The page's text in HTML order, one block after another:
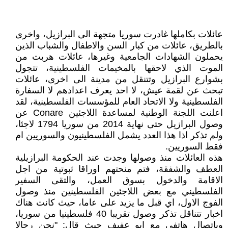
عائلات بكاملها غادرت سوريا متجهة الى البرازيل، واخرى
بالطريق، عائلات من كبار السن والاطفال والشباب الذين
يحملون الشهادات الجامعية وغيرها، عائلات هربت من
الموت الذي لاحقها بالمخيمات الفلسطينية، تتجول
بشوارع البرازيل وتتنقل من مدينة الى اخرى، عائلات
تبحث عن لقمة عيش، لا احد يعرف اعدادهم لا السفارة
الفلسطينية ولا الاتحاد العام للمؤسسات الفلسطينية، لقد
اعلنت اللجنة الوطنية لمساعدة اللاجئين Conare عن
وصول البرازيل حتى نهاية 2014 من سوريا 1794 لاجئا،
ولم تذكر اذا هذا العدد يشمل الفلسطينيون والسوريين ام
فقط السوريين.
هذه العائلات منذ وصولها وجدت عند الحكومة البرازيلية
العطف والشفقة، فتم منحتهم اوراقا ثبوتية من اجل
الاقامة والدخول بسوق العمل، والتقى السفير
الفلسطيني مع بعض اللاجئين الفلسطينين منذ وصول
الفوج الاول، اي قبل ما يزيد على عاما، حيث كانت هناك
اخبار تتناقل تذكر وصول تقريبا 40 فلسطينيا من سوريا،
وباتصال هاتفي مع ابو عفيف حيث قال: "نحن رجالا